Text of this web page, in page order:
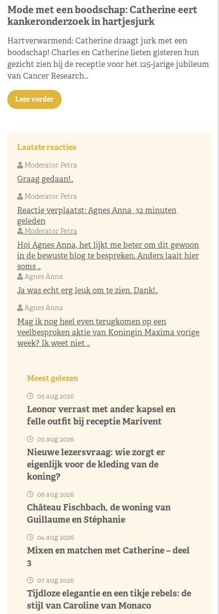
Mode met een boodschap: Catherine eert
kankeronderzoek in hartjesjurk
Hartverwarmend: Catherine draagt jurk met een
boodschap! Charles en Catherine lieten gisteren hun
gezicht zien bij de receptie voor het 125-jarige jubileum
van Cancer Research…
Lees verder
Laatste reacties
Moderator Petra
Graag gedaan!..
Moderator Petra
Reactie verplaatst:Agnes Anna 32 minuten
geleden
Moderator Petra
Hoi Agnes Anna, het lijkt me beter om dit gewoon
in de bewuste blog te bespreken. Anders laait hier
soms ..
Agnes Anna
Ja was echt erg leuk om te zien. Dank!..
Agnes Anna
Mag ik nog heel even terugkomen op een
veelbesproken aktie van Koningin Maxima vorige
week? Ik weet niet ..
Meest gelezen
05 aug 2026
Leonor verrast met ander kapsel en
felle outfit bij receptie Marivent
03 aug 2026
Nieuwe lezersvraag: wie zorgt er
eigenlijk voor de kleding van de
koning?
06 aug 2026
Château Fischbach, de woning van
Guillaume en Stéphanie
04 aug 2026
Mixen en matchen met Catherine – deel
3
07 aug 2026
Tijdloze elegantie en een tikje rebels: de
stijl van Caroline van Monaco